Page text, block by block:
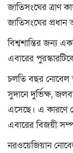
জাতিসংঘের ত্রাণ
জাতিসংঘের প্রধান
বিশ্বশান্তির জন্য
এবারের
চলতি বছর নোবেল
সুদানে দুর্ভিক্ষ,
এসেছে। এ কারণে
এবারের বিজয়ী
নরওয়েজিয়ান